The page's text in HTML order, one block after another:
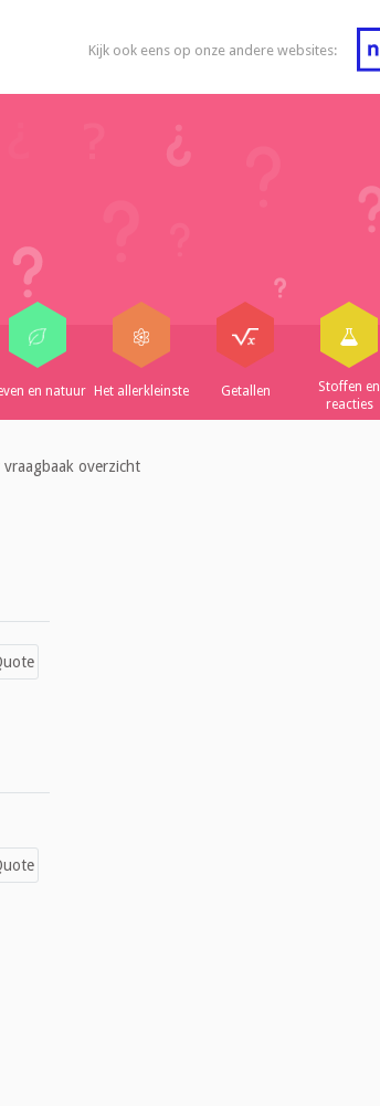
Kijk ook eens op onze andere websites:
en natuur Het allerkleinste Getallen
Stoffen en
reacties
overzicht